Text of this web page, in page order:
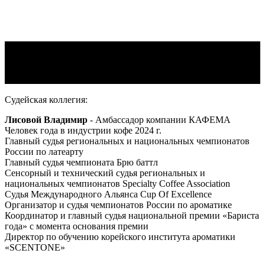
Судейская коллегия:
Лисовой Владимир - Амбассадор компании КАФЕМА
Человек года в индустрии кофе 2024 г.
Главный судья региональных и национальных чемпионатов
России по латеарту
Главный судья чемпионата Брю баттл
Сенсорный и технический судья региональных и
национальных чемпионатов Specialty Coffee Association
Судья Международного Альянса Cup Of Excellence
Организатор и судья чемпионатов России по ароматике
Координатор и главный судья национальной премии «Бариста
года» с момента основания премии
Директор по обучению корейского института ароматики
«SCENTONE»